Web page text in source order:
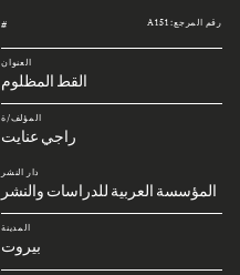
رقم المرجع: A151 #
العنوان
القط المظلوم
المؤلف/ة
راجي عنايت
دار النشر
المؤسسة العربية للدراسات والنشر
المدينة
بيروت